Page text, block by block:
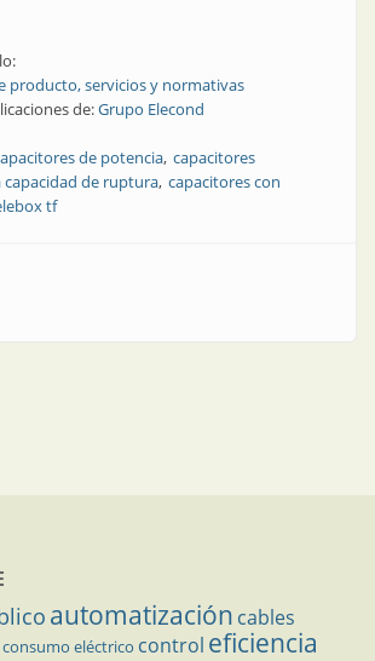
producto, servicios y normativas
de:Grupo Elecond
de potencia capacitores
capacidad de ruptura capacitores con
tf
Producto | Nuevos capacitores con protección
automatización cables
consumo eléctrico control eficiencia